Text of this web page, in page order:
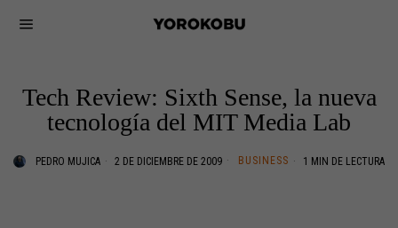
Tech Review: Sixth Sense, la nueva
tecnología del MIT Media Lab
PEDRO MUJICA 2 DE DICIEMBRE DE 2009 BUSINESS 1 MIN DE LECTURA